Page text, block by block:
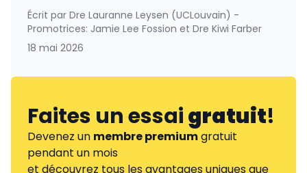
Écrit par Dre Lauranne Leysen (UCLouvain) -
Promotrices: Jamie Lee Fossion et Dre Kiwi Farber
18 mai 2026
Faites un essaigratuit!
Devenez un membre premiumgratuit
pendant un mois
et découvrez tous les avantages uniques que